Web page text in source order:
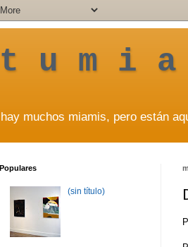
t u m i
hay muchos miamis, pero están
Populares
(sin título)